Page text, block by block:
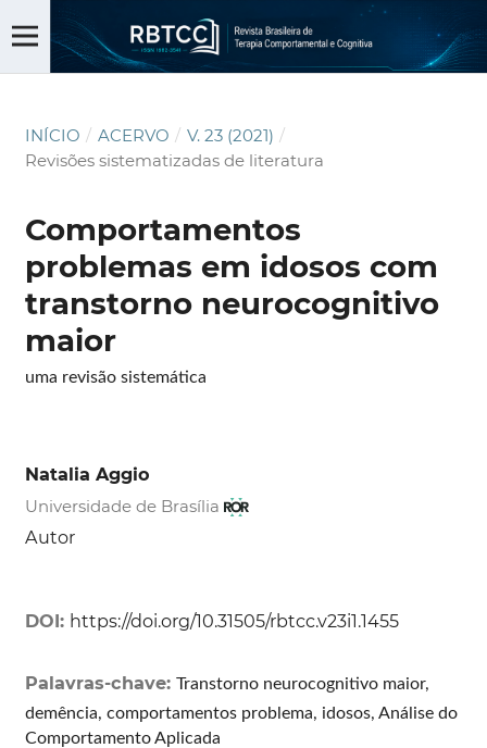
INÍCIO / ACERVO / V. 23 (2021) /
Revisões sistematizadas de literatura
Comportamentos
problemas em idosos com
transtorno neurocognitivo
maior
uma revisão sistemática
Natalia Aggio
Universidade de Brasília
Autor
DOI: https://doi.org/10.31505/rbtcc.v23i1.1455
Palavras-chave: Transtorno neurocognitivo maior,
demência, comportamentos problema, idosos, Análise do
Comportamento Aplicada